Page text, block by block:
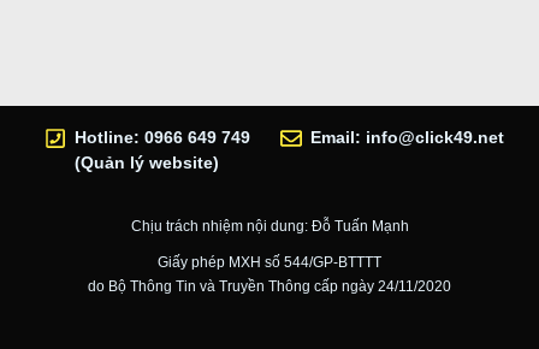
Hotline: 0966 649 749
(Quản lý website)
Email: info@click49.net
Chịu trách nhiệm nội dung: Đỗ Tuấn Mạnh
Giấy phép MXH số 544/GP-BTTTT
do Bộ Thông Tin và Truyền Thông cấp ngày 24/11/2020